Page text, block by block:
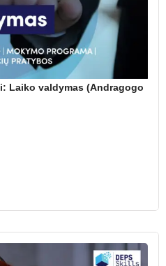
Laiko valdymas (Andragogo